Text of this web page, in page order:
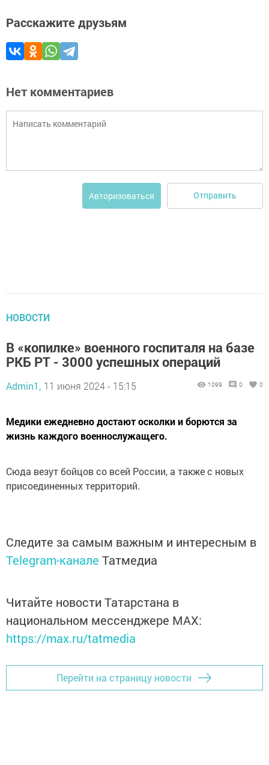
Расскажите друзьям
Нет комментариев
Авторизоваться Отправить
НОВОСТИ
В «копилке» военного госпиталя на базе
РКБ РТ - 3000 успешных операций
Admin1, 11 июня 2024 - 15:15 1099 0 0
Медики ежедневно достают осколки и борются за
жизнь каждого военнослужащего.
Сюда везут бойцов со всей России, а также с новых
присоединенных территорий.
Следите за самым важным и интересным в
Telegram-канале Татмедиа
Читайте новости Татарстана в
национальном мессенджере MАХ:
https://max.ru/tatmedia
Перейти на страницу новости